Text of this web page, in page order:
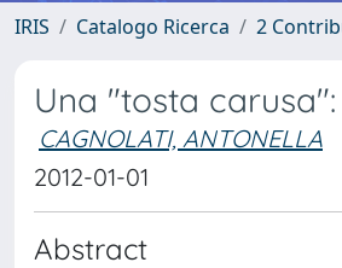
IRIS Catalogo Ricerca 2
Una "tosta
CAGNOLATI, ANTONELLA
2012-01-01
Abstract